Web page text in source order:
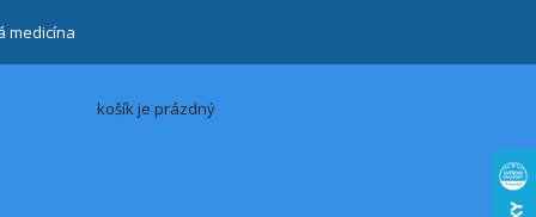
medicína
košík je prázdný